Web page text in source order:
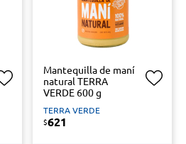
Mantequilla de maní
natural TERRA
VERDE 600 g
TERRA VERDE
$621